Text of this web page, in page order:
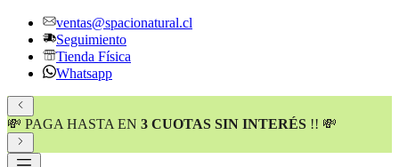
ventas@spacionatural.cl
Seguimiento
Tienda Física
Whatsapp
💸 PAGA HASTA EN 3 CUOTAS SIN INTERÉS !! 💸